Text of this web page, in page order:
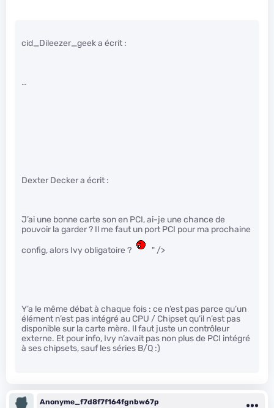
cid_Dileezer_geek a écrit :
…
Dexter Decker a écrit :
J’ai une bonne carte son en PCI, ai-je une chance de
pouvoir la garder ? Il me faut un port PCI pour ma prochaine
config, alors Ivy obligatoire ?
" />
Y’a le même débat à chaque fois : ce n’est pas parce qu’un
élément n’est pas intégré au CPU / Chipset qu’il n’est pas
disponible sur la carte mère. Il faut juste un contrôleur
externe. Et pour info, Ivy n’avait pas non plus de PCI intégré
à ses chipsets, sauf les séries B/Q :)
Anonyme_f7d8f7f164fgnbw67p